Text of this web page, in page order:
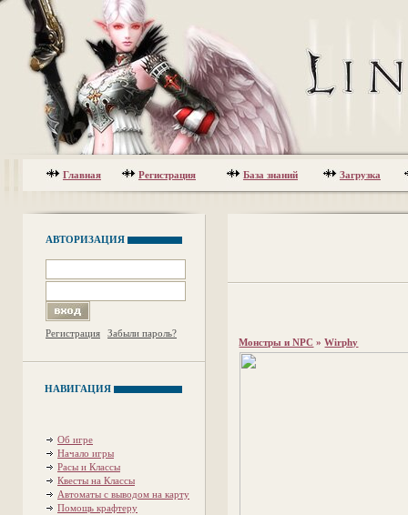
Главная Регистрация База знаний Загрузка
АВТОРИЗАЦИЯ
Регистрация Забыли пароль?
НАВИГАЦИЯ
Об игре
Начало игры
Расы и Классы
Квесты на Классы
Автоматы с выводом на карту
Помощь крафтеру
Монстры и NPC »Wirphy